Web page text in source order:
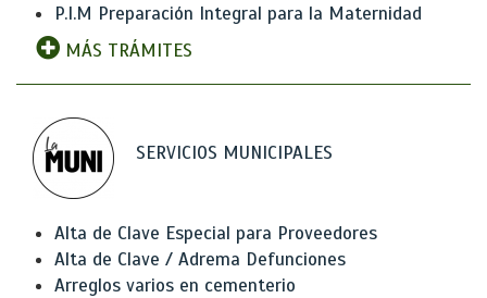
P.I.M Preparación Integral para la Maternidad
MÁS TRÁMITES
SERVICIOS MUNICIPALES
Alta de Clave Especial para Proveedores
Alta de Clave / Adrema Defunciones
Arreglos varios en cementerio